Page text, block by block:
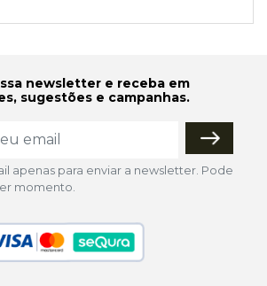
newsletter e receba em
sugestões e campanhas.
apenas para enviar a newsletter. Pode
momento.